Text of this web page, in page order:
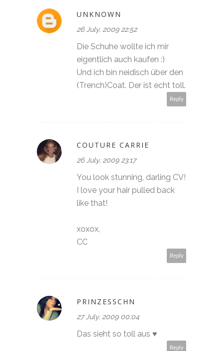
UNKNOWN
26 July, 2009 22:52
Die Schuhe wollte ich mir
eigentlich auch kaufen :)
Und ich bin neidisch über den
(Trench)Coat. Der ist echt toll.
Reply
COUTURE CARRIE
26 July, 2009 23:17
You look stunning, darling CV!
I love your hair pulled back
like that!
xoxox,
CC
Reply
PRINZESSCHN
27 July, 2009 00:04
Das sieht so toll aus ♥
Reply